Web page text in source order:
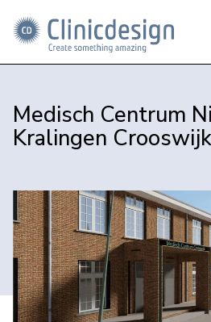
Medisch Centrum
Kralingen